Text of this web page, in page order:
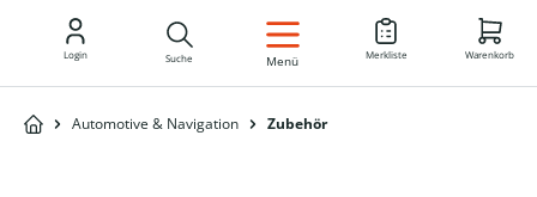
DE
Login Suche Menü Merkliste Warenkorb
Automotive & Navigation Zubehör